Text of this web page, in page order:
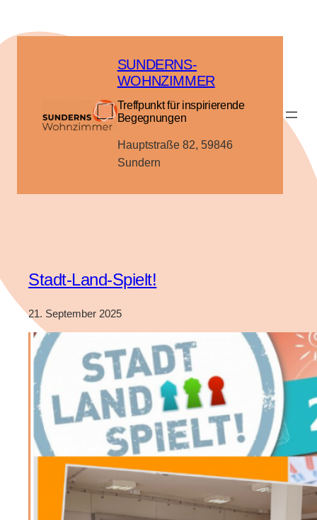
SUNDERNS-
WOHNZIMMER
Treffpunkt für inspirierende
Begegnungen
Hauptstraße 82, 59846
Sundern
Stadt-Land-Spielt!
21. September 2025